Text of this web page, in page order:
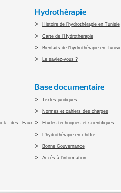
Hydrothérapie
Histoire de l'hydrothérapie en Tunisie
Carte de l'Hydrothérapie
Bienfaits de l'hydrothérapie en
Le saviez-vous ?
des Eaux
Base documentaire
Textes juridiques
Normes et cahiers des charges
Etudes techniques et scientifiques
L'hydrothérapie en chiffre
Bonne Gouvernance
Accès à l’information